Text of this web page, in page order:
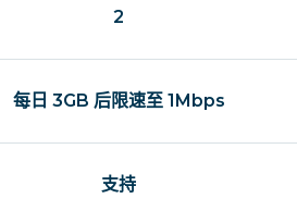
2
每日 3GB 后限速至 1Mbps
支持